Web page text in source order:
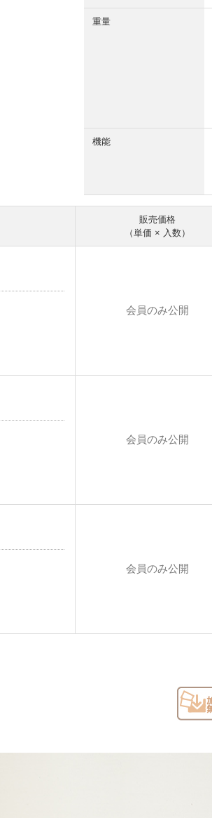
重量
機能
販売価格
（単価 × 入数）
会員のみ公開
会員のみ公開
会員のみ公開